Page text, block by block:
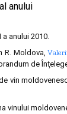
anului 2010.
R. Moldova,
de
vin
vinului